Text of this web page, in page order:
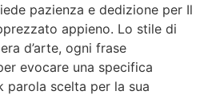
pazienza e dedizione per Il
appieno. Lo stile di
d’arte, ogni frase
evocare una specifica
parola scelta per la sua